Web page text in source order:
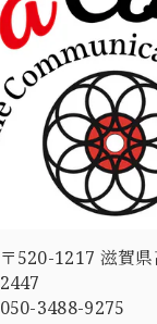
〒520-1217 滋賀
2447
050-3488-9275